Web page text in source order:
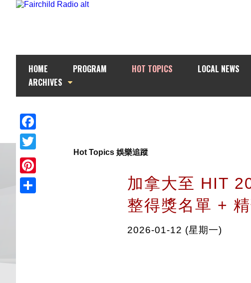
HOME PROGRAM HOT TOPICS LOCAL NEWS
ARCHIVES
Facebook
Twitter
Pinterest
Hot Topics 娛樂追蹤
加拿大至 HIT
整得獎名單 +
2026-01-12 (星期一)